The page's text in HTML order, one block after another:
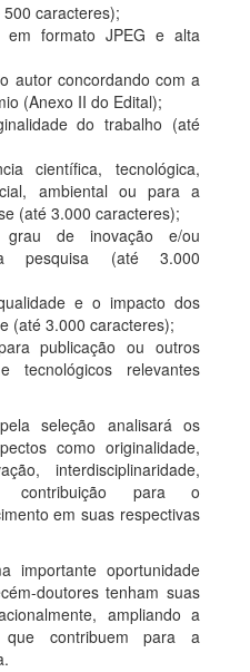
caracteres);
formato JPEG e alta
autor concordando com a
(Anexo II do Edital);
do trabalho (até
científica, tecnológica,
ambiental ou para a
(até 3.000 caracteres);
grau de inovação e/ou
pesquisa (até 3.000
e o impacto dos
(até 3.000 caracteres);
publicação ou outros
tecnológicos relevantes
seleção analisará os
como originalidade,
interdisciplinaridade,
contribuição para o
em suas respectivas
importante oportunidade
doutores tenham suas
ampliando a
que contribuem para a